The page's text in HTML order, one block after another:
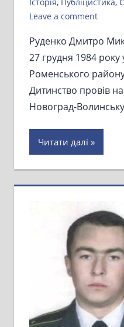
Leave a comment
Руденко Дмитро
27 грудня 1984 року
Роменського
Дитинство провів
Новоград-
Читати далі